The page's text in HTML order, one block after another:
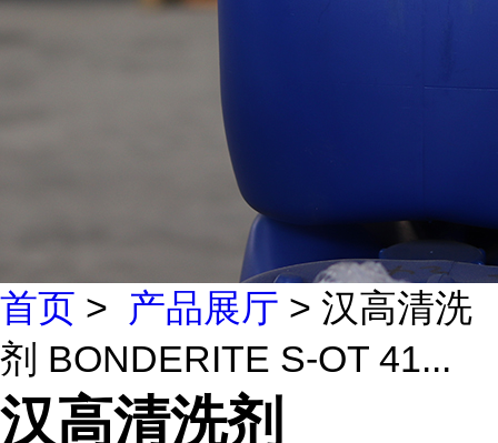
首页 > 产品展厅 > 汉高清洗
剂 BONDERITE S-OT 41...
汉高清洗剂